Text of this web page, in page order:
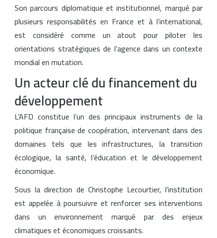
Son parcours diplomatique et institutionnel, marqué par
plusieurs responsabilités en France et à l’international,
est considéré comme un atout pour piloter les
orientations stratégiques de l’agence dans un contexte
mondial en mutation.
Un acteur clé du financement du
développement
L’AFD constitue l’un des principaux instruments de la
politique française de coopération, intervenant dans des
domaines tels que les infrastructures, la transition
écologique, la santé, l’éducation et le développement
économique.
Sous la direction de Christophe Lecourtier, l’institution
est appelée à poursuivre et renforcer ses interventions
dans un environnement marqué par des enjeux
climatiques et économiques croissants.